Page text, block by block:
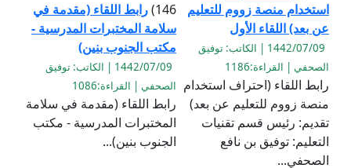
استخدام منصة زووم للتعليم
عن بعد) اللقاء الأول
1442/07/09 | الكاتب: توفيق
الصحفي | القراءة:1186
رابط اللقاء (احتراف استخدام
منصة زووم للتعليم عن بعد)
تقديم: رئيس قسم تقنيات
التعليم: توفيق بن نافع
الصحفي...
146) رابط اللقاء (مقدمة في
سلامة المختبرات المدرسية -
مكتب الجنوب بنين)
1442/07/09 | الكاتب: توفيق
الصحفي | القراءة:1086
رابط اللقاء (مقدمة في سلامة
المختبرات المدرسية - مكتب
الجنوب بنين)...